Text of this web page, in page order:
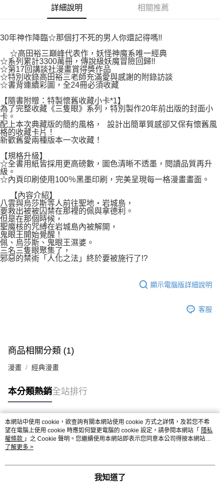
權轉讓予恩沛科技股份有限公司。
２．關於個人資料處理事宜，請瀏覽以下網址：
https://aftee.tw/terms/#terms3
３．未成年的使用者請事先徵得法定代理人或監護人之同意方可使用
「AFTEE先享後付」，若未經同意申辦者引起之損失，本公司不負相關責
任。
時審查核予不同之上限額度；若仍有額度不足之情形，本公司將視審查結果
請求用戶進行身份認證。
５．嚴禁一人註冊多個帳號或使用他人資訊註冊。若發現惡意使用之情形，
恩沛科技股份有限公司將有權停止該用戶之使用額度並採取法律行動。
付款後7-11取貨
每筆NT$80，滿NT$500(含以上)免運費
宅配
每筆NT$100，滿NT$800(含以上)免運費
國家/地區配送 查看運費
詳細說明 相關推薦
30年神作降臨☆那個打不死的男人你還記得嗎!!
☆高田裕三巔峰代表作，妖怪神魔系唯一經典
☆系列累計3300萬冊，傳說級妖魔冒險回歸!!
☆第17回講談社漫畫賞得獎作品
☆特別收錄高田裕三老師充滿愛與感謝的附錄訪談
☆書背連續彩圖，全24冊必須收藏
【隨書附贈：特製懷舊收藏小卡*1】
為了完整收藏《三隻眼》系列，特別製作20年前出版的封面小
卡。
配上本次典藏版的簡約風格， 設計出簡單質感卻又保有懷舊風
格的收藏卡片！
新歡舊愛兩種版本一次收藏！
【規格升級】
☆全書用紙皆採用更高磅數，圖色清晰不透墨，閱讀品質再升
級。
☆內頁印刷使用100％黑墨印刷，完美呈現每一格漫畫畫面。
【內容介紹】
八雲與烏莎斯等人前往聖地‧岩城島，
要救出被被囚禁在那裡的佩與拿德利。
但是在那個時候，
聖魔核的咒縛在岩城島內被解開，
鬼眼王開始覺醒！
佩、烏莎斯、鬼眼王濕婆。
三名三隻眼聚集了，
邪惡的禁術「人化之法」終於要被施行了!?
顯示電腦版詳細說明
客服
商品相關分類 (1)
漫畫 經典漫畫
本分類熱銷全站排行
熱門標籤
本網站中使用 cookie，欲查詢有關本網站使用 cookie 方式之詳情，及若您不希
望在電腦上使用 cookie 時應如何變更電腦的 cookie 設定，請參閱本網站「 隱私
權條款 」之 Cookie 聲明。您繼續使用本網站即表示您同意本公司得按本網站使
用條款之 Cookie 聲明使用 cookie。
了解更多 >
我知道了